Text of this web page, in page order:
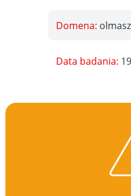
Domena:
Data badania: